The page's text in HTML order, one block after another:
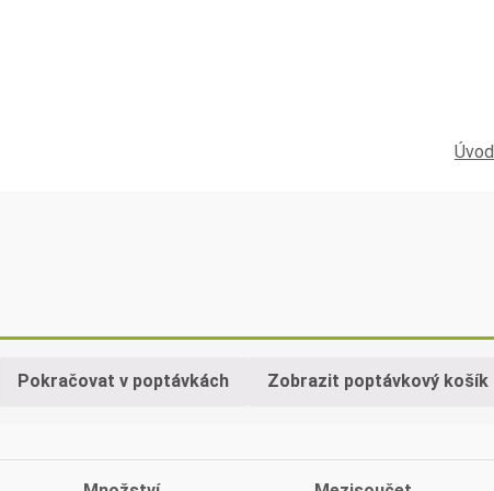
Úvod
Zobrazit poptávkový košík
Pokračovat v poptávkách